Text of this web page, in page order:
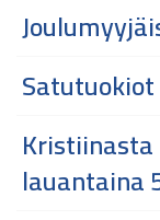
lauantaina